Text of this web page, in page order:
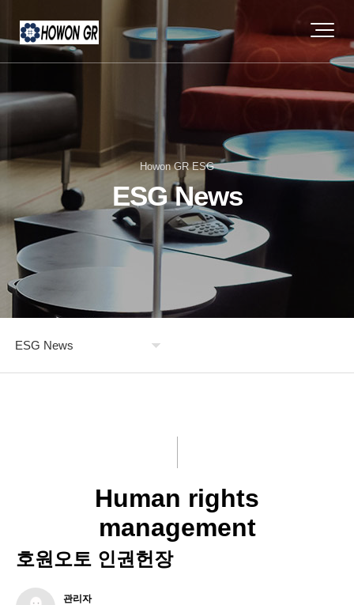
Howon GR ESG
ESG News
ESG News
performance indicatorsHuman rights
management
호원오토 인권헌장
관리자